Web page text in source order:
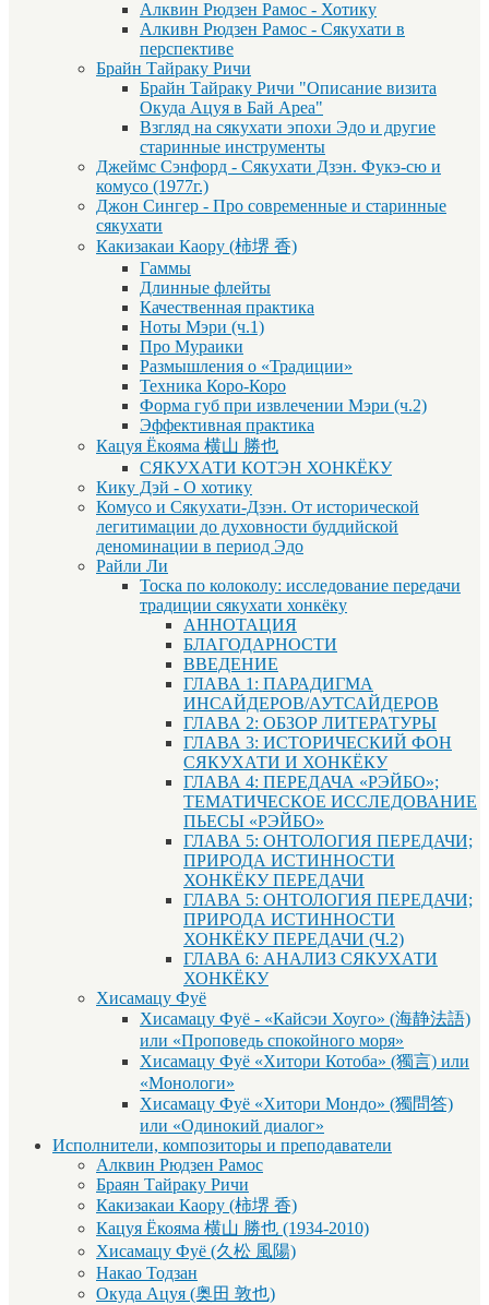
Алквин Рюдзен Рамос - Хотику
Алкивн Рюдзен Рамос - Сякухати в
перспективе
Брайн Тайраку Ричи
Брайн Тайраку Ричи "Описание визита
Окуда Ацуя в Бай Ареа"
Взгляд на сякухати эпохи Эдо и другие
старинные инструменты
Джеймс Сэнфорд - Сякухати Дзэн. Фукэ-сю и
комусо (1977г.)
Джон Сингер - Про современные и старинные
сякухати
Какизакаи Каору (柿堺 香)
Гаммы
Длинные флейты
Качественная практика
Ноты Мэри (ч.1)
Про Мураики
Размышления о «Традиции»
Техника Коро-Коро
Форма губ при извлечении Мэри (ч.2)
Эффективная практика
Кацуя Ёкояма 横山 勝也
СЯКУХАТИ КОТЭН ХОНКЁКУ
Кику Дэй - О хотику
Комусо и Сякухати-Дзэн. От исторической
легитимации до духовности буддийской
деноминации в период Эдо
Райли Ли
Тоска по колоколу: исследование передачи
традиции сякухати хонкёку
АННОТАЦИЯ
БЛАГОДАРНОСТИ
ВВЕДЕНИЕ
ГЛАВА 1: ПАРАДИГМА
ИНСАЙДЕРОВ/АУТСАЙДЕРОВ
ГЛАВА 2: ОБЗОР ЛИТЕРАТУРЫ
ГЛАВА 3: ИСТОРИЧЕСКИЙ ФОН
СЯКУХАТИ И ХОНКЁКУ
ГЛАВА 4: ПЕРЕДАЧА «РЭЙБО»;
ТЕМАТИЧЕСКОЕ ИССЛЕДОВАНИЕ
ПЬЕСЫ «РЭЙБО»
ГЛАВА 5: ОНТОЛОГИЯ ПЕРЕДАЧИ;
ПРИРОДА ИСТИННОСТИ
ХОНКЁКУ ПЕРЕДАЧИ
ГЛАВА 5: ОНТОЛОГИЯ ПЕРЕДАЧИ;
ПРИРОДА ИСТИННОСТИ
ХОНКЁКУ ПЕРЕДАЧИ (Ч.2)
ГЛАВА 6: АНАЛИЗ СЯКУХАТИ
ХОНКЁКУ
Хисамацу Фуё
Хисамацу Фуё - «Кайсэи Хоуго» (海静法語)
или «Проповедь спокойного моря»
Хисамацу Фуё «Хитори Котоба» (獨言) или
«Монологи»
Хисамацу Фуё «Хитори Мондо» (獨問答)
или «Одинокий диалог»
Исполнители, композиторы и преподаватели
Алквин Рюдзен Рамос
Браян Тайраку Ричи
Какизакаи Каору (柿堺 香)
Кацуя Ёкояма 横山 勝也 (1934-2010)
Хисамацу Фуё (久松 風陽)
Накао Тодзан
Окуда Ацуя (奥田 敦也)